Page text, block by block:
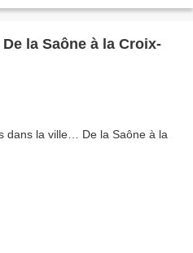
la Saône à la Croix-